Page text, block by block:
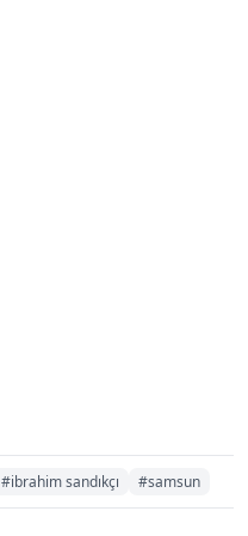
#ibrahim sandıkçı #samsun